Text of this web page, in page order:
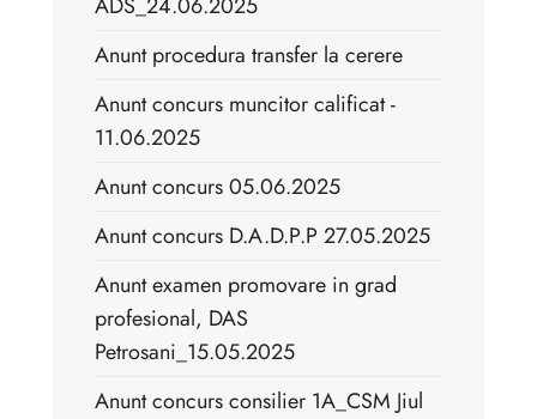
ADS_24.06.2025
Anunt procedura transfer la cerere
Anunt concurs muncitor calificat -
11.06.2025
Anunt concurs 05.06.2025
Anunt concurs D.A.D.P.P 27.05.2025
Anunt examen promovare in grad
profesional, DAS
Petrosani_15.05.2025
Anunt concurs consilier 1A_CSM Jiul